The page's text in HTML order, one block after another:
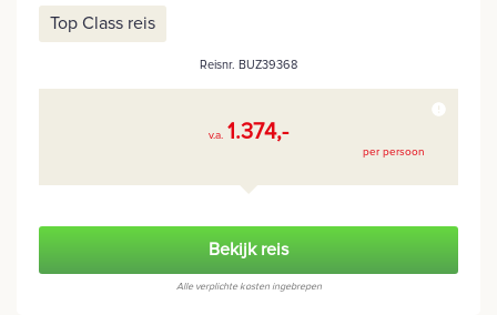
Top Class reis
Reisnr. BUZ39368
v.a. 1.374,-
per persoon
Bekijk reis
Alle verplichte kosten ingebrepen